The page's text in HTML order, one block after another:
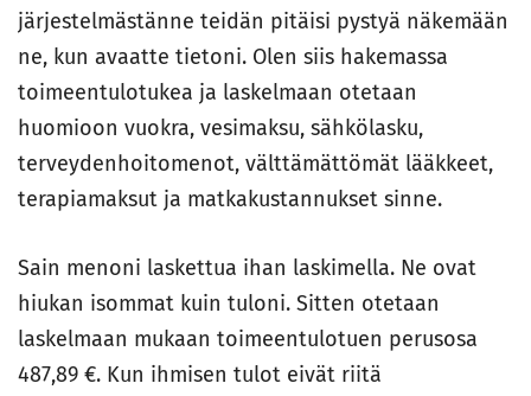
järjestelmästänne teidän pitäisi pystyä näkemään
ne, kun avaatte tietoni. Olen siis hakemassa
toimeentulotukea ja laskelmaan otetaan
huomioon vuokra, vesimaksu, sähkölasku,
terveydenhoitomenot, välttämättömät lääkkeet,
terapiamaksut ja matkakustannukset sinne.
Sain menoni laskettua ihan laskimella. Ne ovat
hiukan isommat kuin tuloni. Sitten otetaan
laskelmaan mukaan toimeentulotuen perusosa
487,89 €. Kun ihmisen tulot eivät riitä